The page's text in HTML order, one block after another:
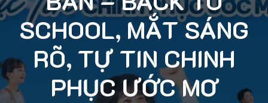
SCHOOL, MẮT SÁNG
RÕ, TỰ TIN CHINH
PHỤC ƯỚC MƠ